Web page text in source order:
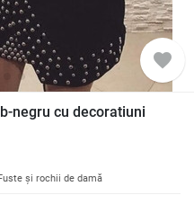
favorite
negru cu decoratiuni
și rochii de damă